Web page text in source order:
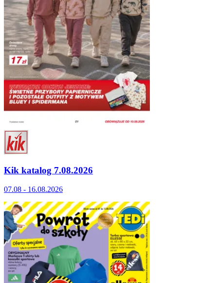
Kik katalog 7.08.2026
07.08 - 16.08.2026